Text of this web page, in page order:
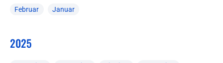
Februar Januar
2025